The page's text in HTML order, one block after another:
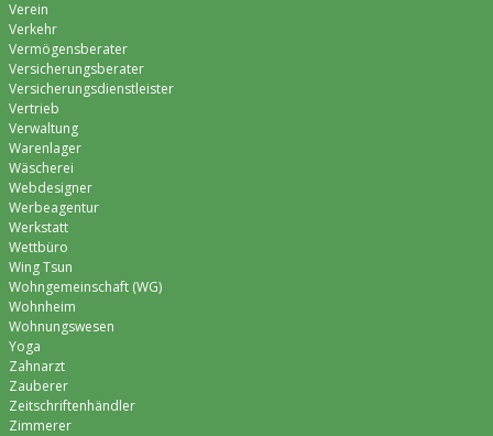
Verein
Verkehr
Vermögensberater
Versicherungsberater
Versicherungsdienstleister
Vertrieb
Verwaltung
Warenlager
Wäscherei
Webdesigner
Werbeagentur
Werkstatt
Wettbüro
Wing Tsun
Wohngemeinschaft (WG)
Wohnheim
Wohnungswesen
Yoga
Zahnarzt
Zauberer
Zeitschriftenhändler
Zimmerer